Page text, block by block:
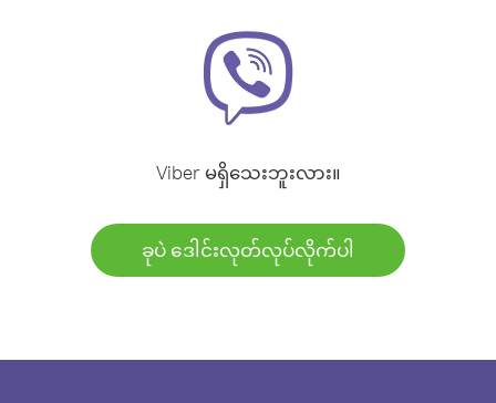
Viber မရှိသေးဘူးလား။
ခုပဲ ဒေါင်းလုတ်လုပ်လိုက်ပါ